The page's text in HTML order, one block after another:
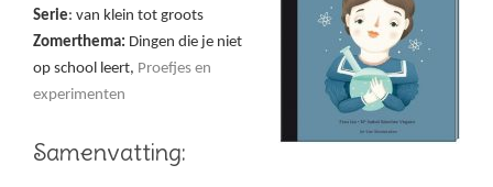
Serie: van klein tot groots
Zomerthema: Dingen die je niet
op school leert, Proefjes en
experimenten
Samenvatting: